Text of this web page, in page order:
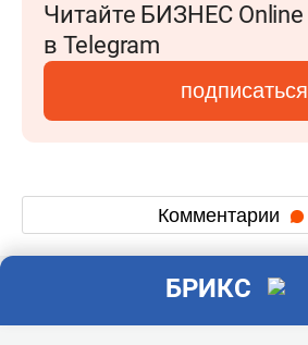
Читайте БИЗНЕС Online
в Telegram
подписаться
Комментарии
БРИКС